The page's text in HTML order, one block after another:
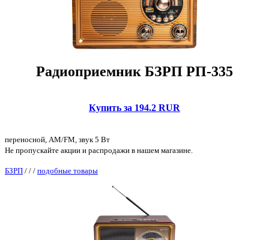
Радиоприемник БЗРП РП-335
Купить за 194.2 RUR
переносной, AM/FM, звук 5 Вт
Не пропускайте акции и распродажи в нашем магазине.
БЗРП / / / подобные товары